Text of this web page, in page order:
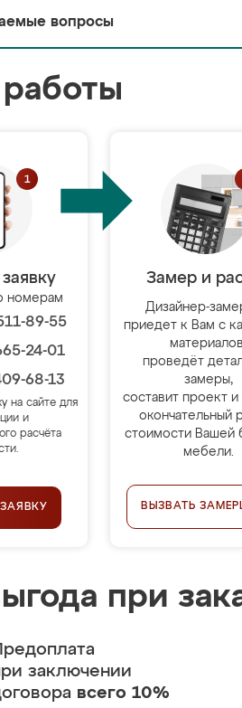
вопросы
номерам
89-55
24-01
68-13
на сайте для
и
расчёта
Замер и
Дизайнер-
приедет к Вам с
проведёт
замеры,
составит проект
окончательный
стоимости Вашей
мебели.
ВЫЗВАТЬ
при
заключении
всего 10%